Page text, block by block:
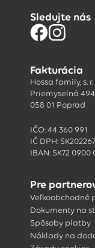
Sledujte nás
Fakturácia
Hossa family, s. r.
Priemyselná
058 01 Poprad
IČO: 44 360 991
IČ DPH:
IBAN: SK72 0900
Pre
Veľkoobchodné
Dokumenty na
Spôsoby platby
Náklady na